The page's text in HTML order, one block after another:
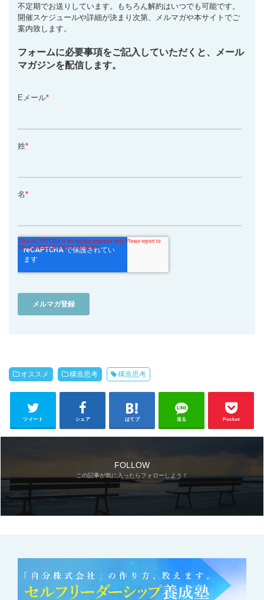
不定期でお送りしています。もちろん解約はいつでも可能です。
開催スケジュールや詳細が決まり次第、メルマガや本サイトでご
案内致します。
フォームに必要事項をご記入していただくと、メール
マガジンを配信します。
オススメ 構造思考 構造思考
ツイート シェア はてブ 送る Pocket
FOLLOW